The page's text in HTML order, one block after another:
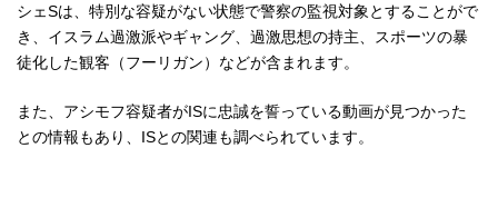
シェSは、特別な容疑がない状態で警察の監視対象とすることがで
き、イスラム過激派やギャング、過激思想の持主、スポーツの暴
徒化した観客（フーリガン）などが含まれます。
また、アシモフ容疑者がISに忠誠を誓っている動画が見つかった
との情報もあり、ISとの関連も調べられています。